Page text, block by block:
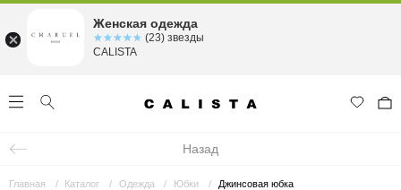
Назад
Главная Каталог Одежда Юбки Джинсовая юбка
Женская одежда
☆☆☆☆☆
★★★★★ (23) звезды
CALISTA